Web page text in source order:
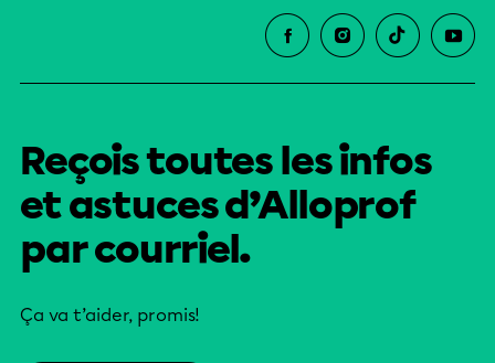
Reçois toutes les infos
et astuces d’Alloprof
par courriel.
Ça va t’aider, promis!